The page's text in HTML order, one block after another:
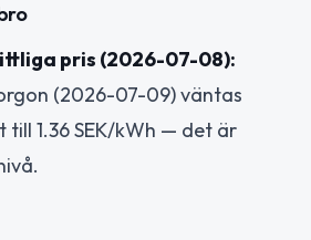
pris (2026-07-08):
(2026-07-09) väntas
1.36 SEK/kWh — det är